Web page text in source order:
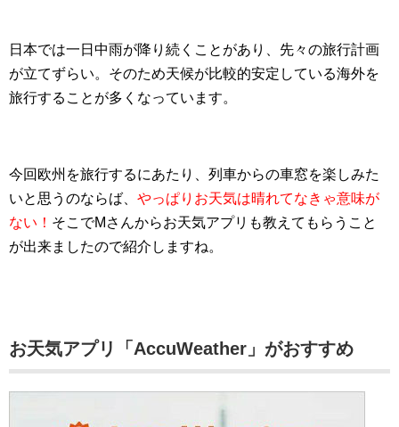
日本では一日中雨が降り続くことがあり、先々の旅行計画
が立てずらい。そのため天候が比較的安定している海外を
旅行することが多くなっています。
今回欧州を旅行するにあたり、列車からの車窓を楽しみた
いと思うのならば、 やっぱりお天気は晴れてなきゃ意味が
ない！ そこでMさんからお天気アプリも教えてもらうこと
が出来ましたので紹介しますね。
お天気アプリ「AccuWeather」がおすすめ